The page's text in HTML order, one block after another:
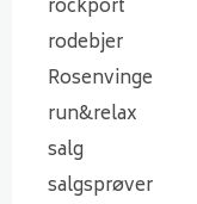
rockport
rodebjer
Rosenvinge
run&relax
salg
salgsprøver